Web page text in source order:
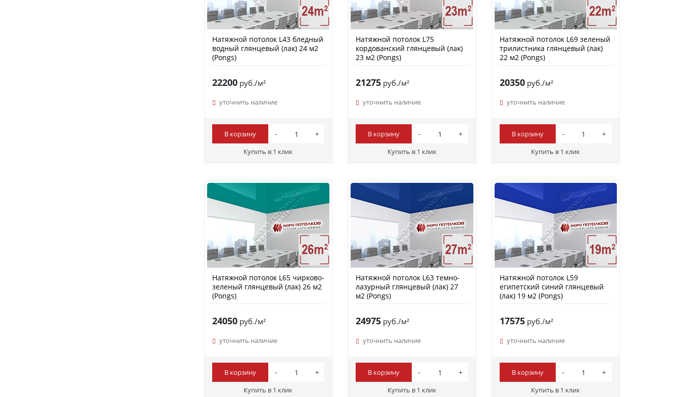
Натяжной потолок L43 бледный
водный глянцевый (лак) 24 м2
(Pongs)
22200руб./м²
уточнить наличие
В корзину
Купить в 1 клик
Натяжной потолок L75
кордованский глянцевый (лак)
23 м2 (Pongs)
21275 руб./м²
уточнить наличие
В корзину
Купить в 1 клик
Натяжной потолок L69 зеленый
трилистника глянцевый (лак)
22 м2 (Pongs)
20350руб./м²
уточнить наличие
В корзину
Купить в 1 клик
Натяжной потолок L65 чирково-
зеленый глянцевый (лак) 26 м2
(Pongs)
24050руб./м²
уточнить наличие
В корзину
Купить в 1 клик
Натяжной потолок L63 темно-
лазурный глянцевый (лак) 27
м2 (Pongs)
24975 руб./м²
уточнить наличие
В корзину
Купить в 1 клик
Натяжной потолок L59
египетский синий глянцевый
(лак) 19 м2 (Pongs)
17575руб./м²
уточнить наличие
В корзину
Купить в 1 клик